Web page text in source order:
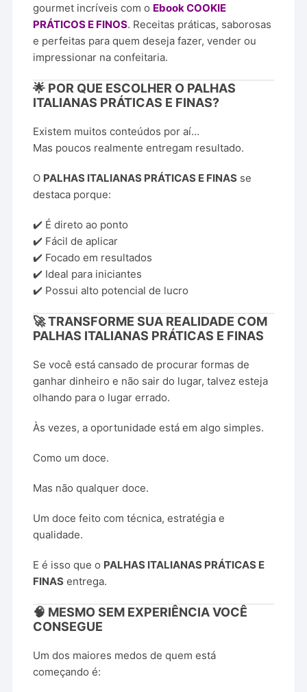
gourmet incríveis com o Ebook COOKIE
PRÁTICOS E FINOS. Receitas práticas, saborosas
e perfeitas para quem deseja fazer, vender ou
impressionar na confeitaria.
🌟 POR QUE ESCOLHER O PALHAS
ITALIANAS PRÁTICAS E FINAS?
Existem muitos conteúdos por aí…
Mas poucos realmente entregam resultado.
O PALHAS ITALIANAS PRÁTICAS E FINAS se
destaca porque:
✔️ É direto ao ponto
✔️ Fácil de aplicar
✔️ Focado em resultados
✔️ Ideal para iniciantes
✔️ Possui alto potencial de lucro
🚀 TRANSFORME SUA REALIDADE COM
PALHAS ITALIANAS PRÁTICAS E FINAS
Se você está cansado de procurar formas de
ganhar dinheiro e não sair do lugar, talvez esteja
olhando para o lugar errado.
Às vezes, a oportunidade está em algo simples.
Como um doce.
Mas não qualquer doce.
Um doce feito com técnica, estratégia e
qualidade.
E é isso que o PALHAS ITALIANAS PRÁTICAS E
FINAS entrega.
🧠 MESMO SEM EXPERIÊNCIA VOCÊ
CONSEGUE
Um dos maiores medos de quem está
começando é: